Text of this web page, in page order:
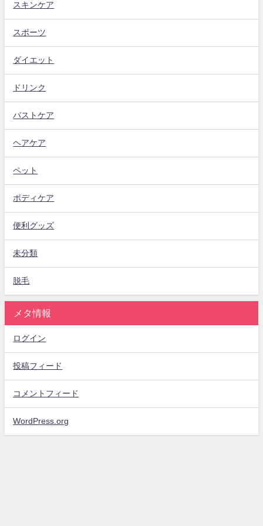
スキンケア
スポーツ
ダイエット
ドリンク
バストケア
ヘアケア
ペット
ボディケア
便利グッズ
未分類
脱毛
メタ情報
ログイン
投稿フィード
コメントフィード
WordPress.org